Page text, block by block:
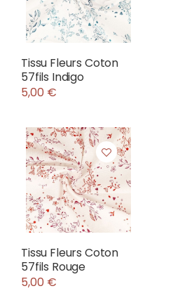
Tissu Fleurs Coton
57fils Indigo
5,00 €
Tissu Fleurs Coton
57fils Rouge
5,00 €